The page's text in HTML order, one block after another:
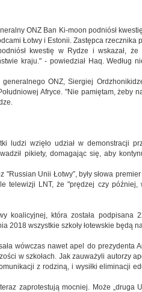
ONZ Ban Ki-moon podniósł
Łotwy i Estonii. Zastępca rzecznika
kwestię w Rydze i wskazał,
kraju." - powiedział Haq. Według
generalnego ONZ, Siergiej
Afryce. "Nie pamiętam, żeby
ludzi wzięło udział w demonstracji
pikiety, domagając się, aby
Unii Łotwy”, były słowa
telewizji LNT, że "prędzej czy później,
koalicyjnej, która została podpisana
2018 wszystkie szkoły łotewskie będą
wówczas nawet apel do prezydenta
w szkołach. Jak zauważyli autorzy
z rodziną, i wysiłki eliminacji
zaprotestują mocniej. Może „druga